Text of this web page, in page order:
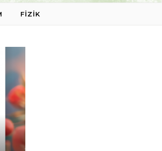
FIZIK